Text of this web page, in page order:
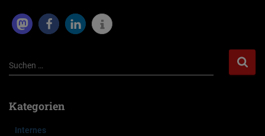
S
u
e
Suchen …
Kategorien
Internes